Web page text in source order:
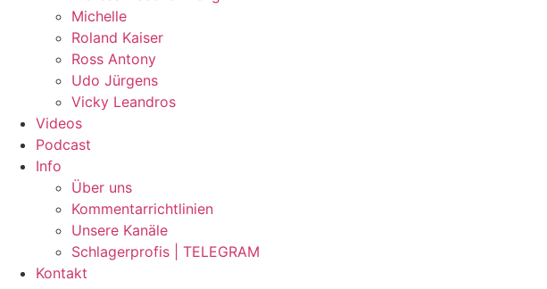
Michelle
Roland Kaiser
Ross Antony
Udo Jürgens
Vicky Leandros
Videos
Podcast
Info
Über uns
Kommentarrichtlinien
Unsere Kanäle
Schlagerprofis | TELEGRAM
Kontakt